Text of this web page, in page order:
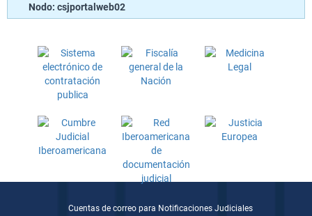
Nodo: csjportalweb02
Cuentas de correo para Notificaciones Judiciales